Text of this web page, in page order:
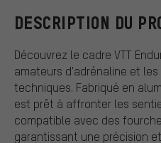
DESCRIPTION DU
Découvrez le cadre VTT
amateurs d'adrénaline et
techniques. Fabriqué en
est prêt à affronter les
compatible avec des
garantissant une précision